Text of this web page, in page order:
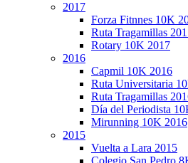
2017
Forza Fitnnes 10K
Ruta Tragamillas
Rotary 10K 2017
2016
Capmil 10K 2016
Ruta Universitaria
Ruta Tragamillas
Día del Periodista
Mirunning 10K 2016
2015
Vuelta a Lara 2015